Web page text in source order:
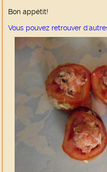
Bon appétit!
Vous pouvez retrouver